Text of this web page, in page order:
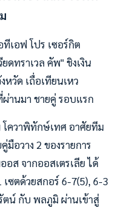
อฟ โปร เซอร์กิต
ดทราเวล คัพ" ชิงเงิน
หวัด เถื่อเทียนเหว
านมา ชายคู่ รอบแรก
วาพิทักษ์เทศ อาศัยทีม
อวาง 2 ของรายการ
อส จากออสเตรเลีย ได้
เซตด้วยสกอร์ 6-7(5), 6-3
ตน์ กับ พลภูมิ ผ่านเข้าสู่